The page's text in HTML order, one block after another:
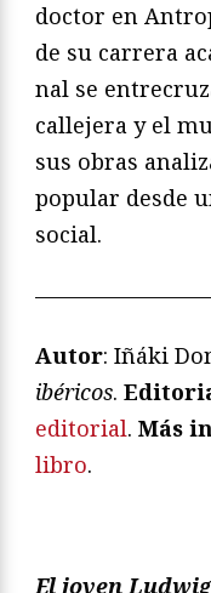
doctor en
de su carrera
nal se
callejera y el
sus obras
popular desde
so­cial.
Autor: Iñáki
ibéricos.
editorial. Más
libro.
El joven Ludwig